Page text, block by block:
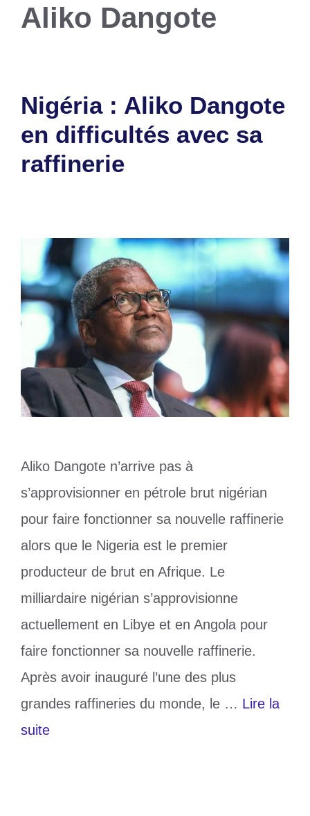
Aliko Dangote
Nigéria : Aliko Dangote
en difficultés avec sa
raffinerie
Aliko Dangote n’arrive pas à
s’approvisionner en pétrole brut nigérian
pour faire fonctionner sa nouvelle raffinerie
alors que le Nigeria est le premier
producteur de brut en Afrique. Le
milliardaire nigérian s’approvisionne
actuellement en Libye et en Angola pour
faire fonctionner sa nouvelle raffinerie.
Après avoir inauguré l’une des plus
grandes raffineries du monde, le … Lire la
suite